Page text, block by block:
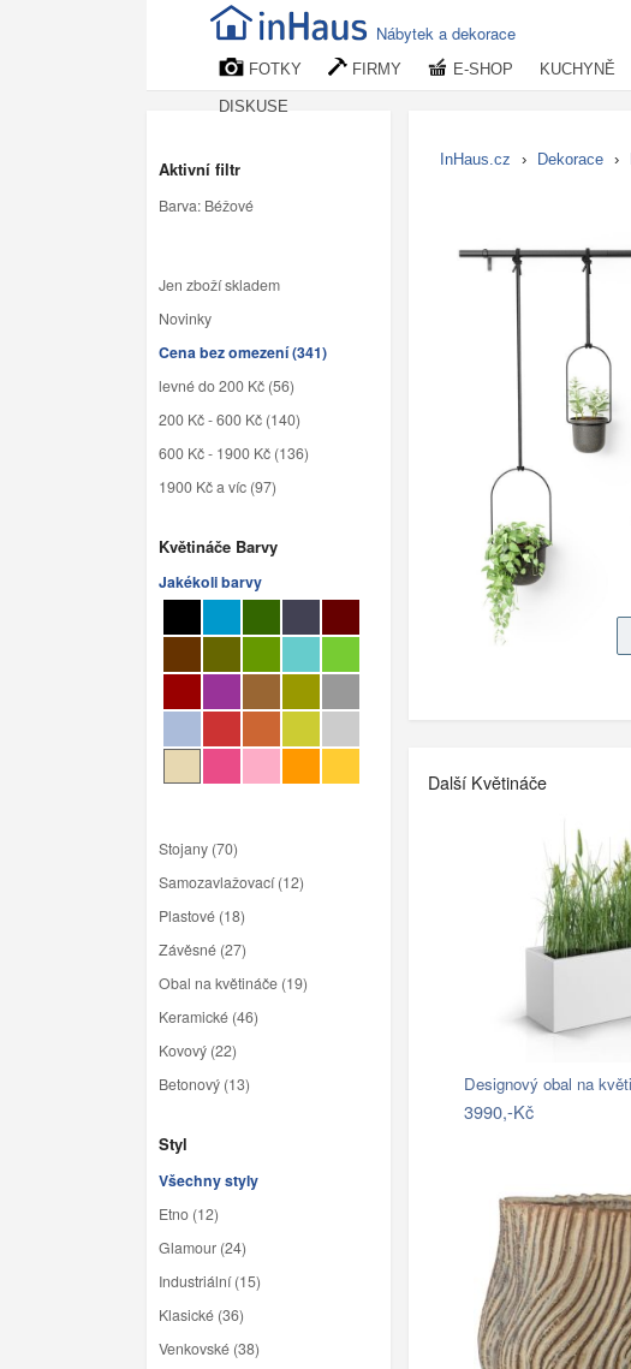
Nábytek a dekorace
FOTKY FIRMY E-SHOP KUCHYNĚ
DISKUSE
Aktivní filtr
Barva: Béžové
Jen zboží skladem
Novinky
Cena bez omezení (341)
levné do 200 Kč (56)
200 Kč - 600 Kč (140)
600 Kč - 1900 Kč (136)
1900 Kč a víc (97)
Květináče Barvy
Jakékoli barvy
Stojany (70)
Samozavlažovací (12)
Plastové (18)
Závěsné (27)
Obal na květináče (19)
Keramické (46)
Kovový (22)
Betonový (13)
Styl
Všechny styly
Etno (12)
Glamour (24)
Industriální (15)
Klasické (36)
Venkovské (38)
InHaus.cz › Dekorace ›
Další Květináče
3990,-Kč